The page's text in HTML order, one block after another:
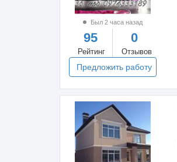
Был 2 часа назад
95
Рейтинг
0
Отзывов
Предложить работу